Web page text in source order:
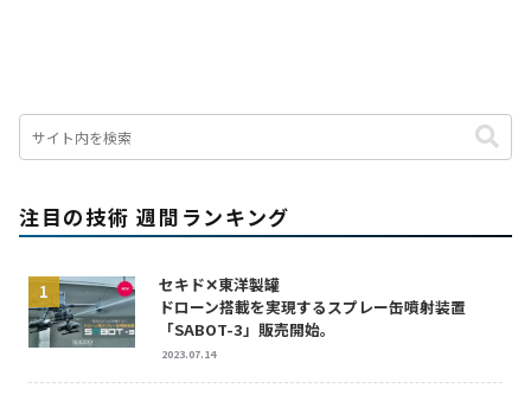
注目の技術 週間ランキング
セキド✕東洋製罐
ドローン搭載を実現するスプレー缶噴射装置
「SABOT-3」販売開始。
2023.07.14